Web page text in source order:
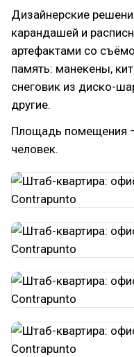
Дизайнерские
карандашей и
артефактами со
память: манекены,
снеговик из диско-
другие.
Площадь помещения
человек.